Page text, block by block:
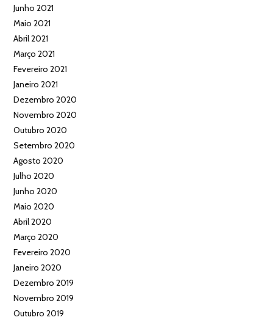
Junho 2021
Maio 2021
Abril 2021
Março 2021
Fevereiro 2021
Janeiro 2021
Dezembro 2020
Novembro 2020
Outubro 2020
Setembro 2020
Agosto 2020
Julho 2020
Junho 2020
Maio 2020
Abril 2020
Março 2020
Fevereiro 2020
Janeiro 2020
Dezembro 2019
Novembro 2019
Outubro 2019